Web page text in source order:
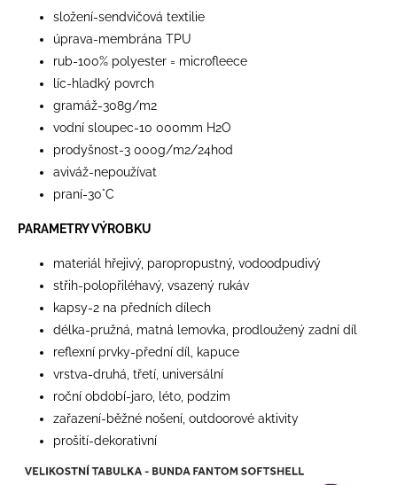
​složení-sendvičová textilie
úprava-membrána TPU
rub-100% polyester = microfleece
líc-hladký povrch
gramáž-308g/m2
vodní sloupec-10 000mm H2O
prodyšnost-3 000g/m2/24hod
aviváž-nepoužívat
praní-30°C
PARAMETRY VÝROBKU
materiál hřejivý, paropropustný, vodoodpudivý
střih-polopřiléhavý, vsazený rukáv
kapsy-2 na předních dílech
délka-pružná, matná lemovka, prodloužený zadní díl
reflexní prvky-přední díl, kapuce
vrstva-druhá, třetí, universální
roční období-jaro, léto, podzim
zařazení-běžné nošení, outdoorové aktivity
prošití-dekorativní